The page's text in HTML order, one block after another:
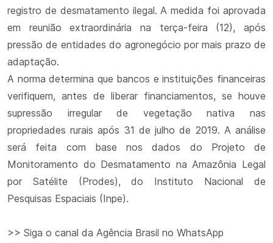
registro de desmatamento ilegal. A medida foi aprovada
em reunião extraordinária na terça-feira (12), após
pressão de entidades do agronegócio por mais prazo de
adaptação.
A norma determina que bancos e instituições financeiras
verifiquem, antes de liberar financiamentos, se houve
supressão irregular de vegetação nativa nas
propriedades rurais após 31 de julho de 2019. A análise
será feita com base nos dados do Projeto de
Monitoramento do Desmatamento na Amazônia Legal
por Satélite (Prodes), do Instituto Nacional de
Pesquisas Espaciais (Inpe).
>> Siga o canal da Agência Brasil no WhatsApp